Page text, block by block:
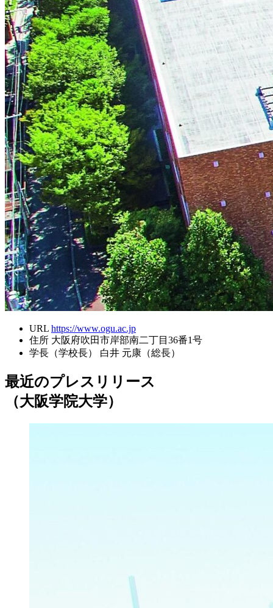
URL https://www.ogu.ac.jp
住所 大阪府吹田市岸部南二丁目36番1号
学長（学校長）
白井 元康（総長）
最近のプレスリリース
（大阪学院大学）